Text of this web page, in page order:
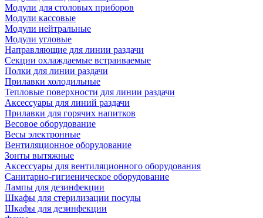
Модули для столовых приборов
Модули кассовые
Модули нейтральные
Модули угловые
Направляющие для линии раздачи
Секции охлаждаемые встраиваемые
Полки для линии раздачи
Прилавки холодильные
Тепловые поверхности для линии раздачи
Аксессуары для линий раздачи
Прилавки для горячих напитков
Весовое оборудование
Весы электронные
Вентиляционное оборудование
Зонты вытяжные
Аксессуары для вентиляционного оборудования
Санитарно-гигиеническое оборудование
Лампы для дезинфекции
Шкафы для стерилизации посуды
Шкафы для дезинфекции